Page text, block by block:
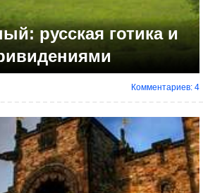
русская готика и
Комментариев: 4